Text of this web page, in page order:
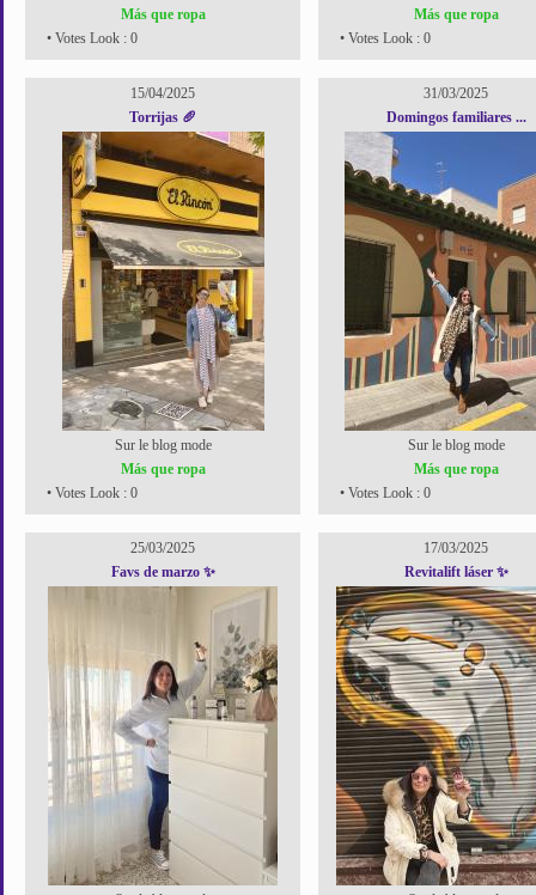
Más que ropa
• Votes Look : 0
Más que ropa
• Votes Look : 0
15/04/2025
Torrijas 🥖
Sur le blog mode
Más que ropa
• Votes Look : 0
31/03/2025
Domingos familiares ...
Sur le blog mode
Más que ropa
• Votes Look : 0
25/03/2025
Favs de marzo ✨
17/03/2025
Revitalift láser ✨